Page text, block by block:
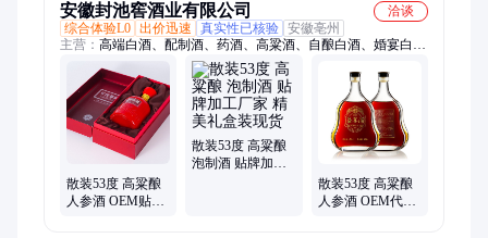
安徽封池窖酒业有限公司
洽谈
综合体验L0 出价迅速 真实性已核验 安徽亳州
主营： 高端白酒、配制酒、药酒、高粱酒、自酿白酒、婚宴白
酒、浓香型、酱香型、小参酒、企业酒、纯粮酒、石斛酒、人参
酒、散白酒、原浆酒、清香型、养生酒、贴牌定制酒、露酒定制
散装53度 高粱酿
人参酒 OEM贴牌
散装53度 高粱酿
泡制酒 贴牌加工
散装53度 高粱酿
人参酒 OEM代加